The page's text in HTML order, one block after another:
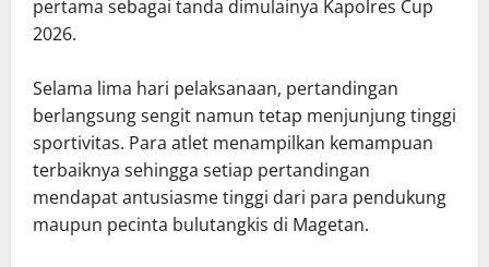
pertama sebagai tanda dimulainya Kapolres Cup
2026.
Selama lima hari pelaksanaan, pertandingan
berlangsung sengit namun tetap menjunjung tinggi
sportivitas. Para atlet menampilkan kemampuan
terbaiknya sehingga setiap pertandingan
mendapat antusiasme tinggi dari para pendukung
maupun pecinta bulutangkis di Magetan.